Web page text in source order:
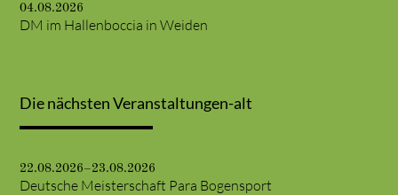
04.08.2026
DM im Hallenboccia in Weiden
Die nächsten Veranstaltungen-alt
22.08.2026–23.08.2026
Deutsche Meisterschaft Para Bogensport